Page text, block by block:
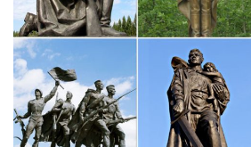
декоративно-прикладного искусства.
Виды и жанры искусства |
Изобразительные виды искусства.
один из самых распространённых видов
искусства.Сохранилось много женских
воплощают могучее женское
декоративно-прикладного искусства.